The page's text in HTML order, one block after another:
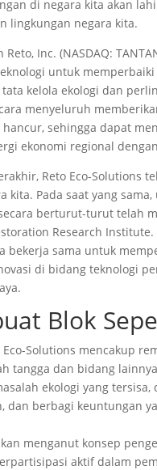
di negara kita akan
lingkungan negara kita.
Reto, Inc. (NASDAQ:
untuk
kelola ekologi dan
menyeluruh
sehingga dapat
ekonomi regional
Reto Eco-Solutions
kita. Pada saat yang
berturut-turut telah
Research
bekerja sama untuk
di bidang teknologi
Blok
Eco-Solutions mencakup
tangga dan bidang
ekologi yang
dan berbagi keuntungan
menganut konsep
aktif dalam